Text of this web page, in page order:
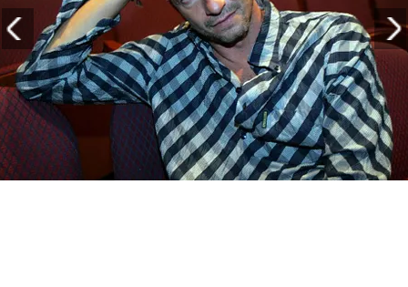
PLAYLIST
NEWS
FOTO